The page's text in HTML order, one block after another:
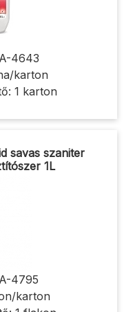
4643
karton
1 karton
savas szaniter
1L
4795
karton